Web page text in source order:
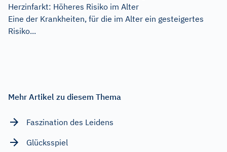
Herzinfarkt: Höheres Risiko im Alter
Eine der Krankheiten, für die im Alter ein gesteigertes
Risiko...
Mehr Artikel zu diesem Thema
Faszination des Leidens
Glücksspiel